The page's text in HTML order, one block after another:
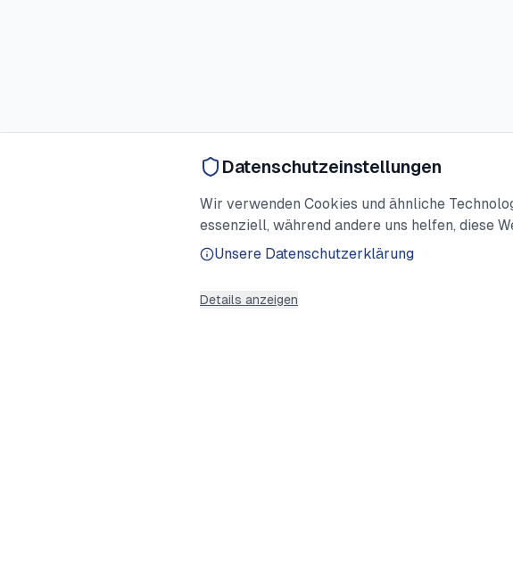
Datenschutzeinstellungen
Wir verwenden Cookies und ähnliche
essenziell, während andere uns helfen, diese
Unsere Datenschutzerklärung
Details anzeigen